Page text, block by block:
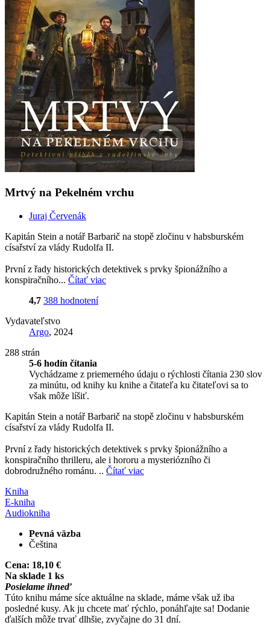
Mrtvý na Pekelném vrchu
Juraj Červenák
Kapitán Stein a notář Barbarič na stopě zločinu v habsburském
císařství za vlády Rudolfa II.
První z řady historických detektivek s prvky špionážního a
konspiračního... Čítať viac
4,7 388 hodnotení
Vydavateľstvo
Argo, 2024
288 strán
5-6 hodín čítania
Vychádzame z priemerného údaju o rýchlosti čítania 230 slov
za minútu, od knihy ku knihe a čitateľa ku čitateľovi sa to
však môže líšiť.
Kapitán Stein a notář Barbarič na stopě zločinu v habsburském
císařství za vlády Rudolfa II.
První z řady historických detektivek s prvky špionážního a
konspiračního thrilleru, ale i hororu a mysteriózního či
dobrodružného románu. .. Čítať viac
Kniha
E-kniha
Audiokniha
Pevná väzba
Čeština
Cena: 18,10 €
Na sklade 1 ks
Posielame ihneď
Túto knihu máme síce aktuálne na sklade, máme však už iba
posledné kusy. Ak ju chcete mať rýchlo, ponáhľajte sa! Dodanie
ďalších môže trvať dlhšie, zvyčajne do 31 dní.